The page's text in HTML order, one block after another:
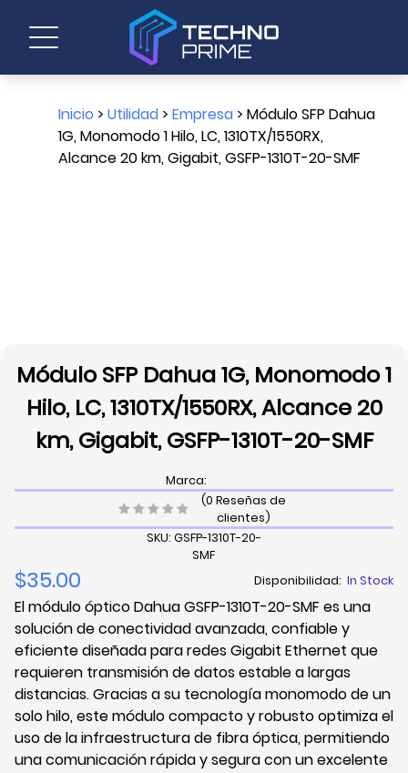
Inicio > Utilidad> Empresa> Módulo SFP Dahua
1G, Monomodo 1 Hilo, LC, 1310TX/1550RX,
Alcance 20 km, Gigabit, GSFP-1310T-20-SMF
Módulo SFP Dahua 1G, Monomodo 1
Hilo, LC, 1310TX/1550RX, Alcance 20
km, Gigabit, GSFP-1310T-20-SMF
Marca:
(0 Reseñas de
clientes)
SKU: GSFP-1310T-20-
SMF
$35.00 Disponibilidad: In Stock
El módulo óptico Dahua GSFP-1310T-20-SMF es una
solución de conectividad avanzada, confiable y
eficiente diseñada para redes Gigabit Ethernet que
requieren transmisión de datos estable a largas
distancias. Gracias a su tecnología monomodo de un
solo hilo, este módulo compacto y robusto optimiza el
uso de la infraestructura de fibra óptica, permitiendo
una comunicación rápida y segura con un excelente